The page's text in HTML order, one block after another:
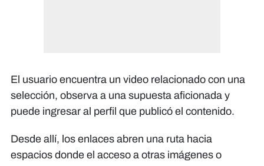
El usuario encuentra un video relacionado con una
selección, observa a una supuesta aficionada y
puede ingresar al perfil que publicó el contenido.
Desde allí, los enlaces abren una ruta hacia
espacios donde el acceso a otras imágenes o